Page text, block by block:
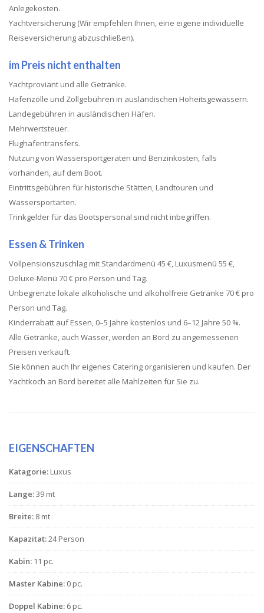
Anlegekosten.
Yachtversicherung (Wir empfehlen Ihnen, eine eigene individuelle
Reiseversicherung abzuschließen).
im Preis nicht enthalten
Yachtproviant und alle Getränke.
Hafenzölle und Zollgebühren in ausländischen Hoheitsgewässern.
Landegebühren in ausländischen Häfen.
Mehrwertsteuer.
Flughafentransfers.
Nutzung von Wassersportgeräten und Benzinkosten, falls
vorhanden, auf dem Boot.
Eintrittsgebühren für historische Stätten, Landtouren und
Wassersportarten.
Trinkgelder für das Bootspersonal sind nicht inbegriffen.
Essen & Trinken
Vollpensionszuschlag mit Standardmenü 45 €, Luxusmenü 55 €,
Deluxe-Menü 70 € pro Person und Tag.
Unbegrenzte lokale alkoholische und alkoholfreie Getränke 70 € pro
Person und Tag.
Kinderrabatt auf Essen, 0–5 Jahre kostenlos und 6–12 Jahre 50 %.
Alle Getränke, auch Wasser, werden an Bord zu angemessenen
Preisen verkauft.
Sie können auch Ihr eigenes Catering organisieren und kaufen. Der
Yachtkoch an Bord bereitet alle Mahlzeiten für Sie zu.
EIGENSCHAFTEN
Katagorie: Luxus
Lange:39 mt
Breite: 8 mt
Kapazitat:24 Person
Kabin: 11 pc.
Master Kabine: 0 pc.
Doppel Kabine: 6 pc.